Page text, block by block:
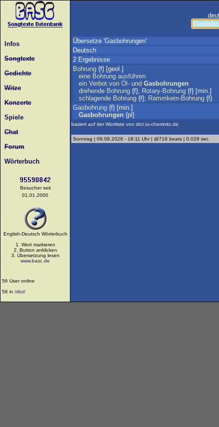
Infos
Songtexte
Gedichte
Witze
Konzerte
Spiele
Chat
Forum
Wörterbuch
Besucher seit
01.01.2000
English-Deutsch Wörterbuch
1. Wort markieren
2. Button anklicken
3. Übersetzung lesen
www.basc.de
56 User online
56 in /dict/
Übersetze 'Gasbohrungen'
Deutsch
2 Ergebnisse
Bohrung {f} [geol.]
eine Bohrung ausführen
ein Verbot von Öl- und Gasbohrungen
drehende Bohrung {f}; Rotary-Bohrung {f} [min.]
schlagende Bohrung {f}; Rammkern-Bohrung {f}
Gasbohrung {f} [min.]
Gasbohrungen {pl}
basiert auf der Wortliste von dict.tu-chemnitz.de
Sonntag | 09.08.2026 - 18:11 Uhr | @716 beats | 0.028 sec